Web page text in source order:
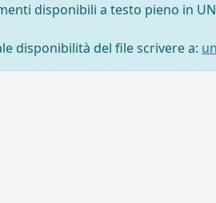
disponibili a testo pieno in
disponibilità del file scrivere a: